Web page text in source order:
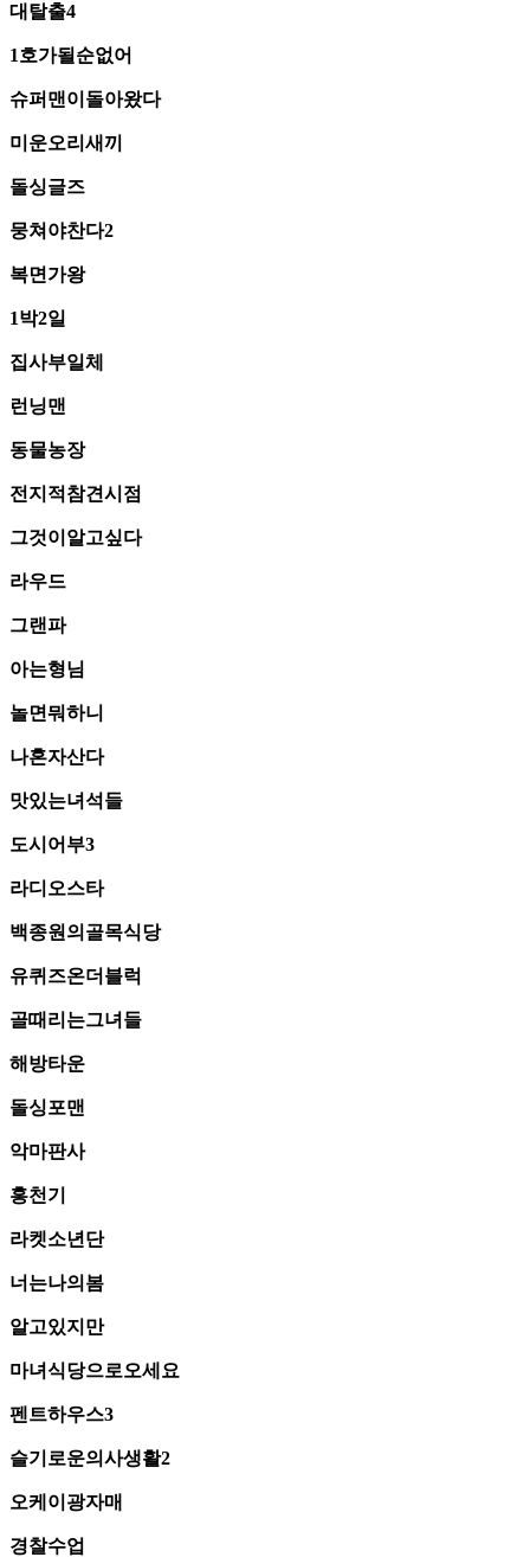
대탈출4
1호가될순없어
슈퍼맨이돌아왔다
미운오리새끼
돌싱글즈
뭉쳐야찬다2
복면가왕
1박2일
집사부일체
런닝맨
동물농장
전지적참견시점
그것이알고싶다
라우드
그랜파
아는형님
놀면뭐하니
나혼자산다
맛있는녀석들
도시어부3
라디오스타
백종원의골목식당
유퀴즈온더블럭
골때리는그녀들
해방타운
돌싱포맨
악마판사
홍천기
라켓소년단
너는나의봄
알고있지만
마녀식당으로오세요
펜트하우스3
슬기로운의사생활2
오케이광자매
경찰수업